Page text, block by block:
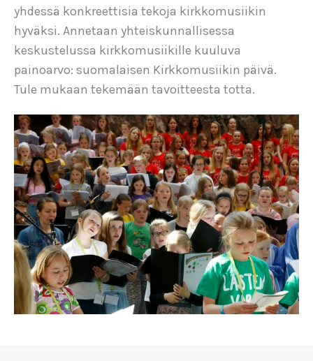
yhdessä konkreettisia tekoja kirkkomusiikin
hyväksi. Annetaan yhteiskunnallisessa
keskustelussa kirkkomusiikille kuuluva
painoarvo: suomalaisen Kirkkomusiikin päivä.
Tule mukaan tekemään tavoitteesta totta.